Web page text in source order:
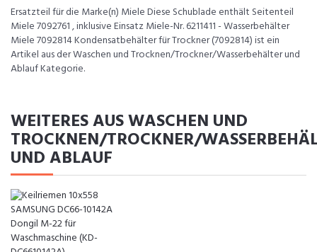
Ersatzteil für die Marke(n) Miele Diese Schublade enthält Seitenteil
Miele 7092761 , inklusive Einsatz Miele-Nr. 6211411 - Wasserbehälter
Miele 7092814 Kondensatbehälter für Trockner (7092814) ist ein
Artikel aus der Waschen und Trocknen/Trockner/Wasserbehälter und
Ablauf Kategorie.
WEITERES AUS WASCHEN UND
TROCKNEN/TROCKNER/
UND ABLAUF